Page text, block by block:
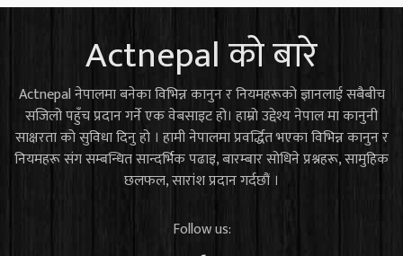
Actnepal को बारे
Actnepal नेपालमा बनेका विभिन्न कानुन र नियमहरूको ज्ञानलाई सबैबीच
सजिलो पहुँच प्रदान गर्ने एक वेबसाइट हो। हाम्रो उद्देश्य नेपाल मा कानुनी
साक्षरता को सुविधा दिनु हो । हामी नेपालमा प्रवर्द्धित भएका विभिन्न कानुन र
नियमहरू संग सम्बन्धित सान्दर्भिक पढाइ, बारम्बार सोधिने प्रश्नहरू, सामुहिक
छलफल, सारांश प्रदान गर्दछौं ।
Follow us: